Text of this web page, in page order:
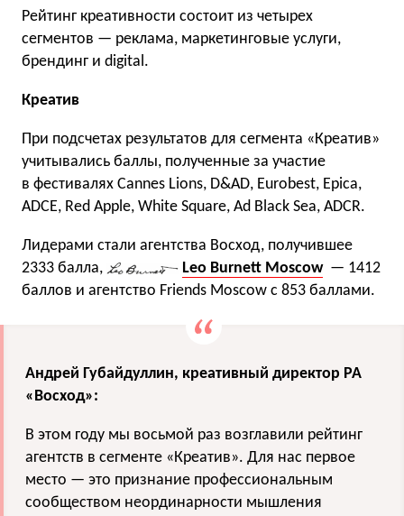
Рейтинг креативности состоит из четырех
сегментов — реклама, маркетинговые услуги,
брендинг и digital.
Креатив
При подсчетах результатов для сегмента «Креатив»
учитывались баллы, полученные за участие
в фестивалях Cannes Lions, D&AD, Eurobest, Epica,
ADCE, Red Apple, White Square, Ad Black Sea, ADCR.
Лидерами стали агентства Восход, получившее
2333 балла,
Leo Burnett Moscow — 1412
баллов и агентство Friends Moscow с 853 баллами.
Андрей Губайдуллин, креативный директор РА
«Восход»:
В этом году мы восьмой раз возглавили рейтинг
агентств в сегменте «Креатив». Для нас первое
место — это признание профессиональным
сообществом неординарности мышления